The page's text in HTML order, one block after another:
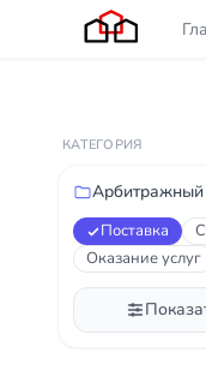
КАТЕГОРИЯ
Поставка
Оказание услуг